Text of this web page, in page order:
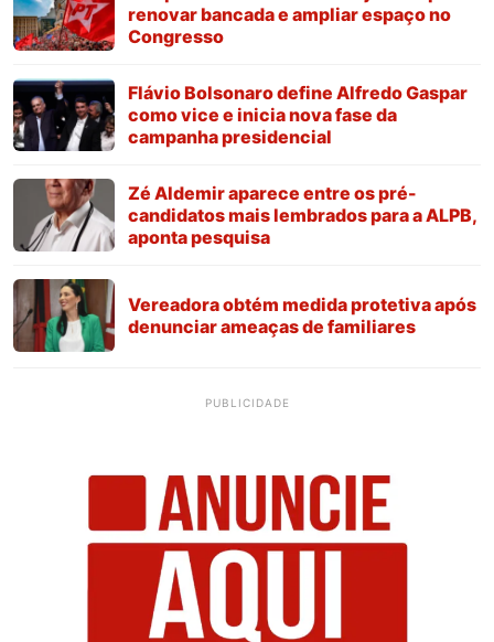
renovar bancada e ampliar espaço no
Congresso
Flávio Bolsonaro define Alfredo Gaspar
como vice e inicia nova fase da
campanha presidencial
Zé Aldemir aparece entre os pré-
candidatos mais lembrados para a ALPB,
aponta pesquisa
Vereadora obtém medida protetiva após
denunciar ameaças de familiares
PUBLICIDADE